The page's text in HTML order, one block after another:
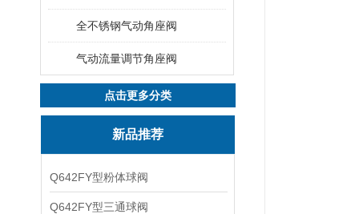
全不锈钢气动角座阀
气动流量调节角座阀
点击更多分类
新品推荐
Q642FY型粉体球阀
Q642FY型三通球阀